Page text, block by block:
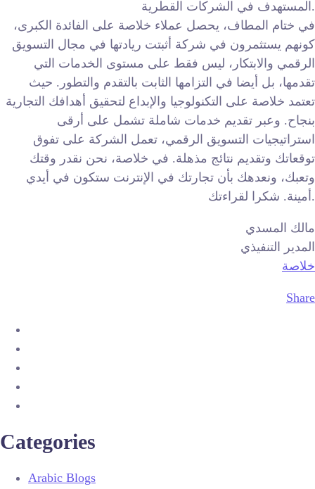
المستهدف في الشركات القطرية.
في ختام المطاف، يحصل عملاء خلاصة على الفائدة الكبرى،
كونهم يستثمرون في شركة أثبتت ريادتها في مجال التسويق
الرقمي والابتكار، ليس فقط على مستوى الخدمات التي
تقدمها، بل أيضا في التزامها الثابت بالتقدم والتطور. حيث
تعتمد خلاصة على التكنولوجيا والإبداع لتحقيق أهدافك التجارية
بنجاح. وعبر تقديم خدمات شاملة تشمل على أرقى
استراتيجيات التسويق الرقمي، تعمل الشركة على تفوق
توقعاتك وتقديم نتائج مذهلة. في خلاصة، نحن نقدر وقتك
وتعبك، ونعدهك بأن تجارتك في الإنترنت ستكون في أيدي
أمينة. شكرا لقراءتك.
مالك المسدي
المدير التنفيذي
خلاصة
Share
Categories
Arabic Blogs